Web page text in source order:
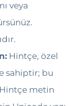
veya
Hintçe, özel
sahiptir; bu
metin